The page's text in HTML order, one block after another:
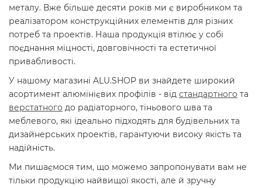
металу. Вже більше десяти років ми є виробником та
реалізатором конструкційних елементів для різних
потреб та проектів. Наша продукція втілює у собі
поєднання міцності, довговічності та естетичної
привабливості.
У нашому магазині ALU.SHOP ви знайдете широкий
асортимент алюмінієвих профілів - від стандартного та
верстатного до радіаторного, тіньового шва та
меблевого, які ідеально підходять для будівельних та
дизайнерських проектів, гарантуючи високу якість та
надійність.
Ми пишаємося тим, що можемо запропонувати вам не
тільки продукцію найвищої якості, але й зручну